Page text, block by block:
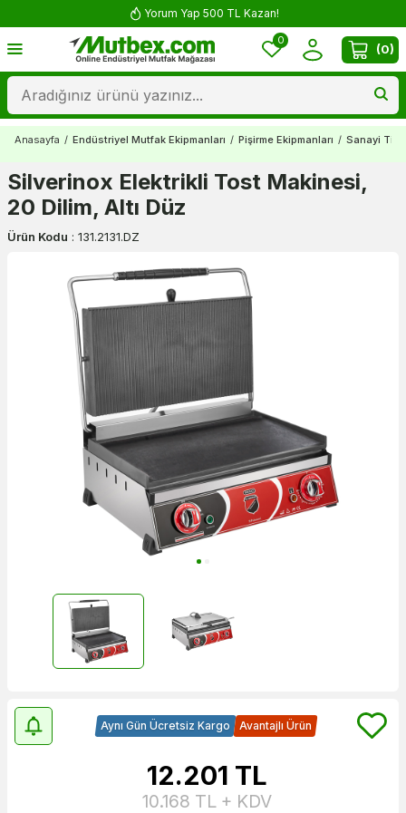
Yorum Yap 500 TL Kazan!
0
(0)
Anasayfa / Endüstriyel Mutfak Ekipmanları / Pişirme Ekipmanları / Sanayi Tipi
Silverinox Elektrikli Tost Makinesi,
20 Dilim, Altı Düz
Ürün Kodu : 131.2131.DZ
Aynı Gün Ücretsiz Kargo Avantajlı Ürün
12.201 TL
10.168 TL + KDV